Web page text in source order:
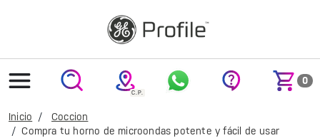
0
Inicio
Coccion
Compra tu horno de microondas potente y fácil de usar